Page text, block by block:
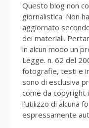
Questo blog non
giornalistica. Non
aggiornato
dei materiali.
in alcun modo un
Legge. n. 62 del
fotografie, testi e
sono di esclusiva
come da copyright
l’utilizzo di alcuna
espressamente